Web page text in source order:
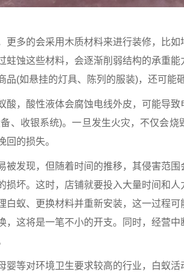
更多的会采用木质材料来进行装修，比
蛀蚀这些材料，会逐渐削弱结构的承重
品(如悬挂的灯具、陈列的服装)，还可能
酸，酸性液体会腐蚀电线外皮，可能导
、收银系统)。一旦发生火灾，不仅会
回的损失。
被发现，但随着时间的推移，其侵害范
损坏。这时，店铺就要投入大量时间和
白蚁、更换材料并重新安装，这一过程可
，这将是一笔不小的开支。同时，经营
婴等对环境卫生要求较高的行业，
白蚁活